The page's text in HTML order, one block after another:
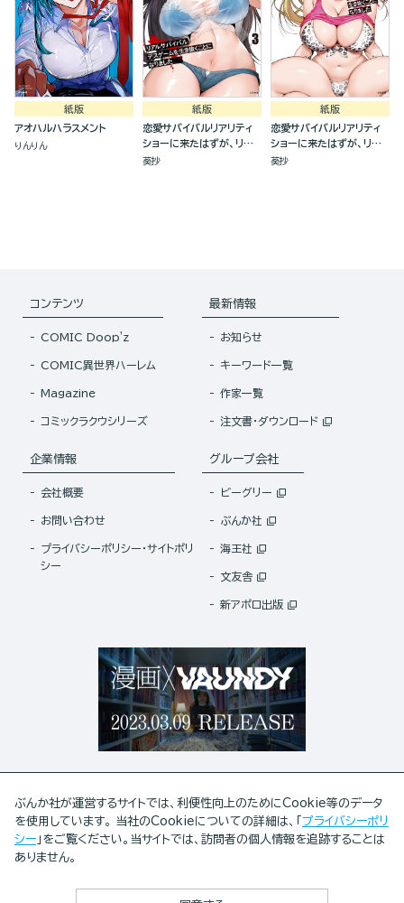
紙版
アオハルハラスメント
りんりん
紙版
恋愛サバイバルリアリティ
ショーに来たはずが、リア
ルサバイバルデスゲームを
葵抄
紙版
恋愛サバイバルリアリティ
ショーに来たはずが、リア
ルサバイバルデスゲームを
葵抄
コンテンツ
COMIC Doop'z
COMIC異世界ハーレム
Magazine
コミックラクウシリーズ
最新情報
お知らせ
キーワード一覧
作家一覧
注文書・ダウンロード
企業情報
会社概要
お問い合わせ
プライバシーポリシー・サイトポリ
シー
グループ会社
ビーグリー
ぶんか社
海王社
文友舎
新アポロ出版
ABJマークは、この電子書店・電子書籍配信サービスが、著作権者からコンテンツ使用許諾を
得た正規版配信サービスであることを示す登録商標(登録番号 第6091713号)です。
https://aebs.or.jp/
ぶんか社が運営するサイトでは、利便性向上のためにCookie等のデータ
を使用しています。 当社のCookieについての詳細は、「 プライバシーポリ
シー 」をご覧ください。当サイトでは、訪問者の個人情報を追跡することは
ありません。